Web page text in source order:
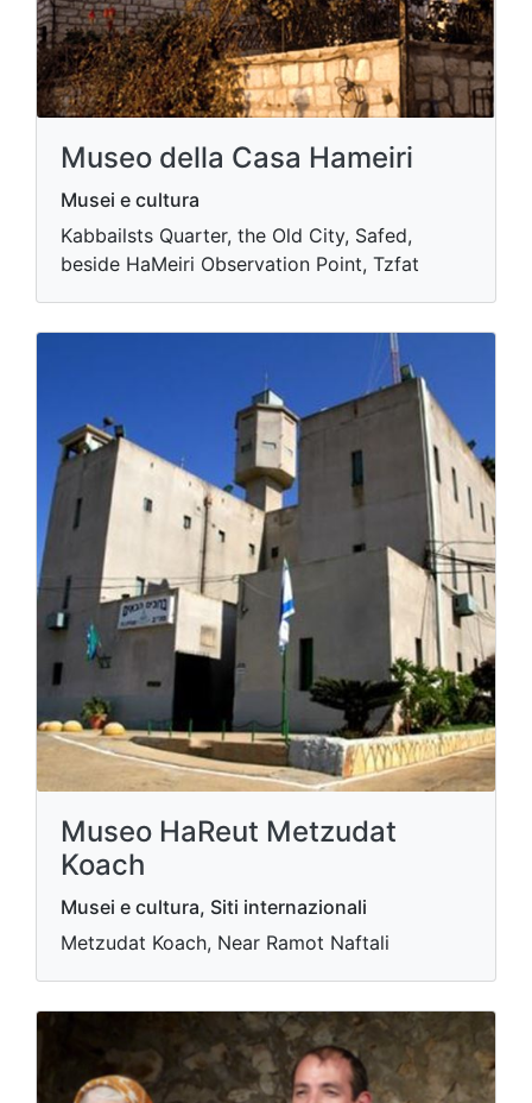
Museo della Casa Hameiri
Musei e cultura
Kabbailsts Quarter, the Old City, Safed,
beside HaMeiri Observation Point, Tzfat
Museo HaReut Metzudat
Koach
Musei e cultura, Siti internazionali
Metzudat Koach, Near Ramot Naftali